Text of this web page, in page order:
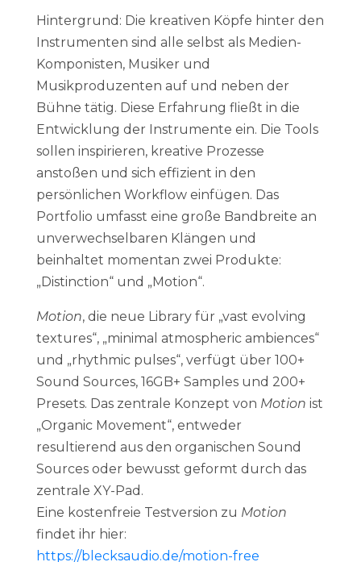
Hintergrund: Die kreativen Köpfe hinter den
Instrumenten sind alle selbst als Medien-
Komponisten, Musiker und
Musikproduzenten auf und neben der
Bühne tätig. Diese Erfahrung fließt in die
Entwicklung der Instrumente ein. Die Tools
sollen inspirieren, kreative Prozesse
anstoßen und sich effizient in den
persönlichen Workflow einfügen. Das
Portfolio umfasst eine große Bandbreite an
unverwechselbaren Klängen und
beinhaltet momentan zwei Produkte:
„Distinction“ und „Motion“.
Motion, die neue Library für „vast evolving
textures“, „minimal atmospheric ambiences“
und „rhythmic pulses“, verfügt über 100+
Sound Sources, 16GB+ Samples und 200+
Presets. Das zentrale Konzept von Motion ist
„Organic Movement“, entweder
resultierend aus den organischen Sound
Sources oder bewusst geformt durch das
zentrale XY-Pad.
Eine kostenfreie Testversion zu Motion
findet ihr hier:
https://blecksaudio.de/motion-free